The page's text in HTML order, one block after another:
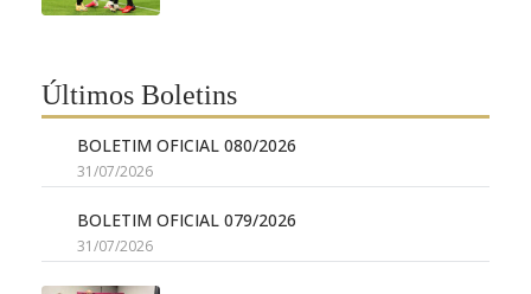
Últimos Boletins
BOLETIM OFICIAL 080/2026
31/07/2026
BOLETIM OFICIAL 079/2026
31/07/2026